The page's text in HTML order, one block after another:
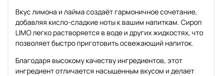
Вкус лимона и лайма создаёт гармоничное сочетание,
добавляя кисло-сладкие ноты к вашим напиткам. Сироп
LIMO легко растворяется в воде и других жидкостях, что
позволяет быстро приготовить освежающий напиток.
Благодаря высокому качеству ингредиентов, этот
ингредиент отличается насыщенным вкусом и делает